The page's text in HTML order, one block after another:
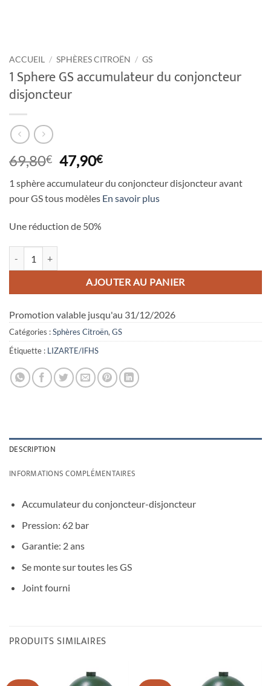
ACCUEIL / SPHÈRES CITROËN / GS
1 Sphere GS accumulateur du conjoncteur
disjoncteur
69,80€ Le
prix
initial
était :
47,90€Le
actuel
est :
1 sphère accumulateur du conjoncteur disjoncteur avant
pour GS tous modèles En savoir plus
Une réduction de 50%
AJOUTER AU PANIER
Promotion valable jusqu'au 31/12/2026
Catégories :Sphères Citroën, GS
Étiquette : LIZARTE/IFHS
DESCRIPTION
INFORMATIONS COMPLÉMENTAIRES
Accumulateur du conjoncteur-disjoncteur
Pression: 62 bar
Garantie: 2 ans
Se monte sur toutes les GS
Joint fourni
PRODUITS SIMILAIRES